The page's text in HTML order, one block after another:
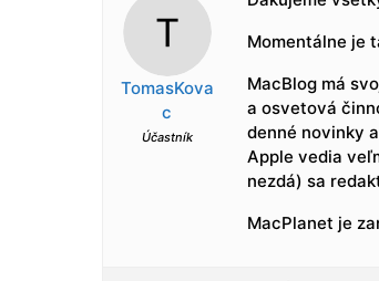
TomasKova
c
Účastník
Momentálne je
MacBlog má
a osvetová
denné novinky
Apple vedia
nezdá) sa
MacPlanet je